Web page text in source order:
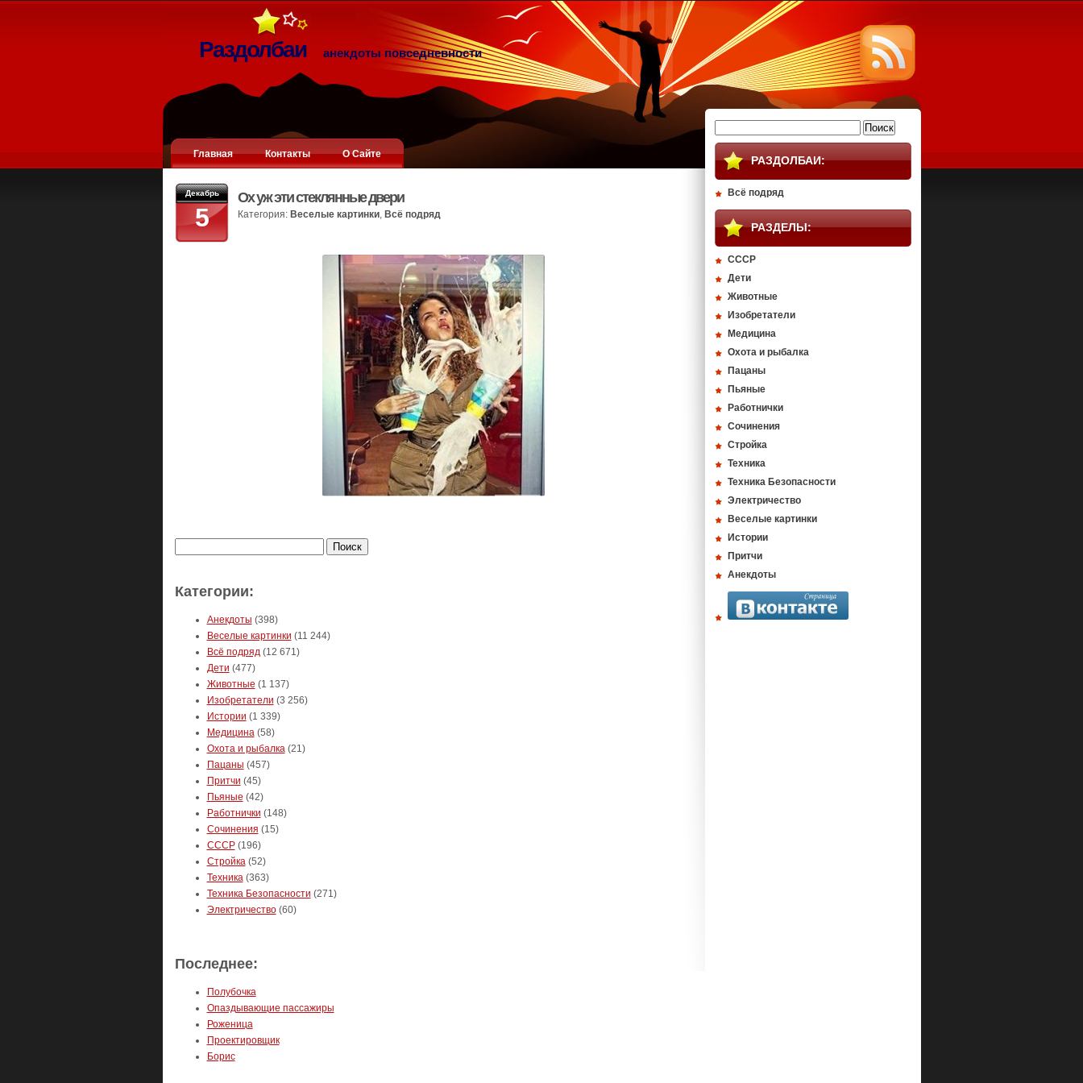
Раздолбаи анекдоты повседневности
Главная Контакты О Сайте
Декабрь
5
Ох уж эти стеклянные двери
Категория: Веселые картинки, Всё подряд
Категории:
Анекдоты (398)
Веселые картинки (11 244)
Всё подряд(12 671)
Дети (477)
Животные (1 137)
Изобретатели (3 256)
Истории (1 339)
Медицина(58)
Охота и рыбалка(21)
Пацаны (457)
Притчи (45)
Пьяные (42)
Работнички (148)
Сочинения (15)
СССР(196)
Стройка(52)
Техника(363)
Техника Безопасности (271)
Электричество(60)
Последнее:
Полубочка
Опаздывающие пассажиры
Роженица
Проектировщик
Борис
РАЗДОЛБАИ:
Всё подряд
РАЗДЕЛЫ:
СССР
Дети
Животные
Изобретатели
Медицина
Охота и рыбалка
Пацаны
Пьяные
Работнички
Сочинения
Стройка
Техника
Техника Безопасности
Электричество
Веселые картинки
Истории
Притчи
Анекдоты